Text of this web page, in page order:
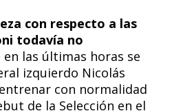
con respecto a las
todavía no
en las últimas horas se
izquierdo Nicolás
con normalidad
de la Selección en el